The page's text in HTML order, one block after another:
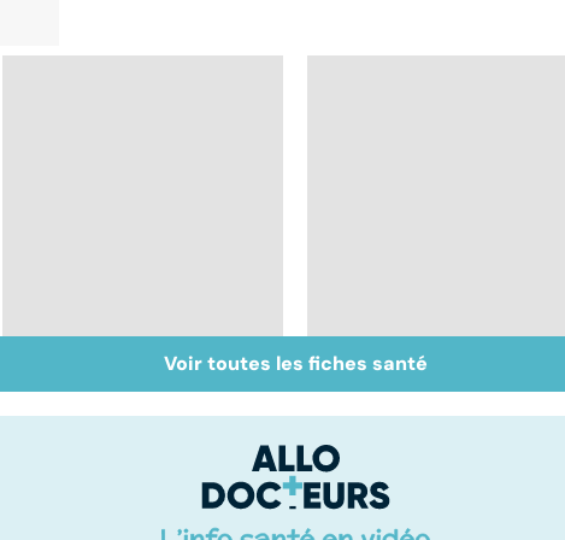
Inflammation des
amygdales : que faire
Suicide : prévenir le
passage à l'acte
Voir toutes les fiches santé